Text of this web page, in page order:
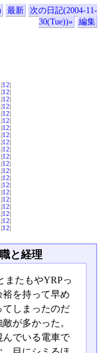
最新
次の日記(2004-11-
30(Tue))»
編集
|12|
|12|
|12|
|12|
|12|
|12|
|12|
|12|
|12|
|12|
|12|
|12|
|12|
|12|
|12|
|12|
|12|
|12|
|12|
|12|
|12|
と経理
またもやYRPっ
を持って早め
てしまったのだ
が多かった。
んでいる電車で